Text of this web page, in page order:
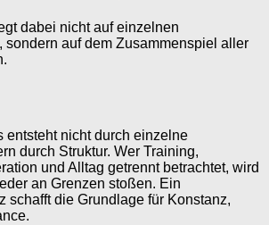
dabei nicht auf einzelnen
sondern auf dem Zusammenspiel aller
entsteht nicht durch einzelne
durch Struktur. Wer Training,
und Alltag getrennt betrachtet, wird
an Grenzen stoßen. Ein
schafft die Grundlage für Konstanz,